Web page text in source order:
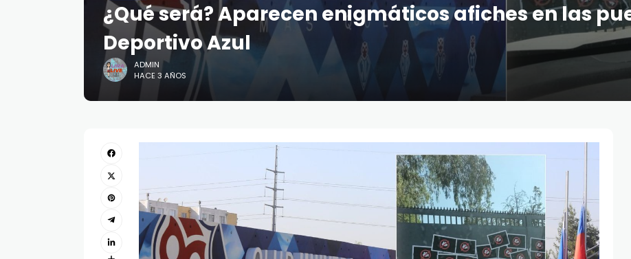
¿Qué será? Aparecen enigmáticos afiches en las
Deportivo Azul
ADMIN
HACE 3 AÑOS